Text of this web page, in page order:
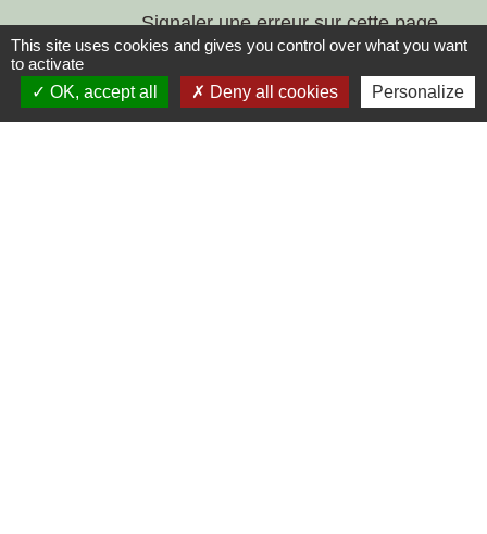
Signaler une erreur sur cette page
This site uses cookies and gives you control over what you want
to activate
OK, accept all
Deny all cookies Personalize